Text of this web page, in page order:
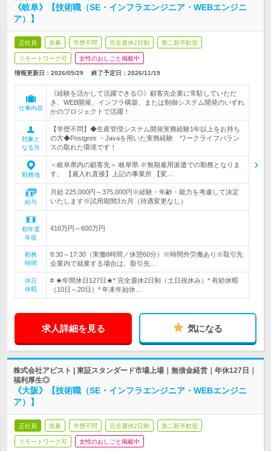
《岐阜》【技術職（SE・インフラエンジニア・WEBエンジニ
ア）】
正社員 急募 学歴不問 完全週休2日制 第二新卒歓迎
リモートワーク可 女性のおしごと掲載中
情報更新日：2026/05/29 終了予定日： 2026/11/19
仕事内容
《経験を活かして活躍できる◎》顧客先企業に常駐していただ
き、WEB開発、インフラ構築、または制御システム開発のいずれ
かのプロジェクトで活躍！
対象と
なる方
【学歴不問】◆生産管理システム開発実務経験1年以上をお持ち
の方◆Postgres ・Javaを用いた実務経験 ワークライフバラン
スの取れた環境です！
勤務地
＜岐阜県内の顧客先＞ 岐阜県 ※無期雇用派遣での勤務となりま
す。 【雇入れ直後】上記の事業所 【変…
給与
月給 225,000円～375,000円※経験・年齢・能力を考慮して決定
いたします※試用期間3カ月（待遇変更なし）
初年度
年収
416万円～600万円
勤務
時間
8:30～17:30（実働8時間／休憩60分）※時間外労働あり※取引先
企業内で就業する場合は、取引先…
休日
休暇
# ★年間休日127日★* 完全週休2日制（土日祝休み）* 有給休暇
（10日～20日）* 年末年始休…
求人詳細を見る 気になる
株式会社アビスト | 東証スタンダード市場上場｜無借金経営｜年休127日｜
福利厚生◎
《大阪》【技術職（SE・インフラエンジニア・WEBエンジニ
ア）】
正社員 急募 学歴不問 完全週休2日制 第二新卒歓迎
リモートワーク可 女性のおしごと掲載中